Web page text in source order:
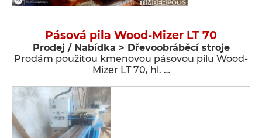
Pásová pila Wood-Mizer LT 70
Prodej / Nabídka > Dřevoobráběcí stroje
Prodám použitou kmenovou pásovou pilu Wood-
Mizer LT 70, hl. …